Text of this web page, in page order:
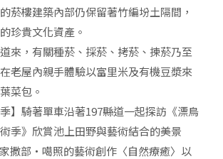
菸樓建築內部仍保留著竹編坋土隔間，
珍貴文化資產。
來，有關種菸、採菸、拷菸、揀菸乃至
老屋內親手體驗以富里米及有機豆漿來
菜包。
季】騎著單車沿著197縣道一起探訪《漂鳥
季》欣賞池上田野與藝術結合的美景
撒部‧噶照的藝術創作〈自然療癒〉以